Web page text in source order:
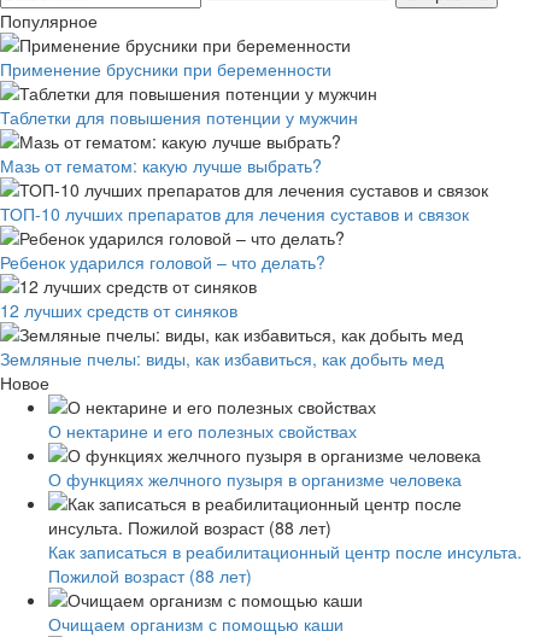
Популярное
Применение брусники при беременности
Таблетки для повышения потенции у мужчин
Мазь от гематом: какую лучше выбрать?
ТОП-10 лучших препаратов для лечения суставов и связок
Ребенок ударился головой – что делать?
12 лучших средств от синяков
Земляные пчелы: виды, как избавиться, как добыть мед
Новое
О нектарине и его полезных свойствах
О функциях желчного пузыря в организме человека
Как записаться в реабилитационный центр после инсульта.
Пожилой возраст (88 лет)
Очищаем организм с помощью каши